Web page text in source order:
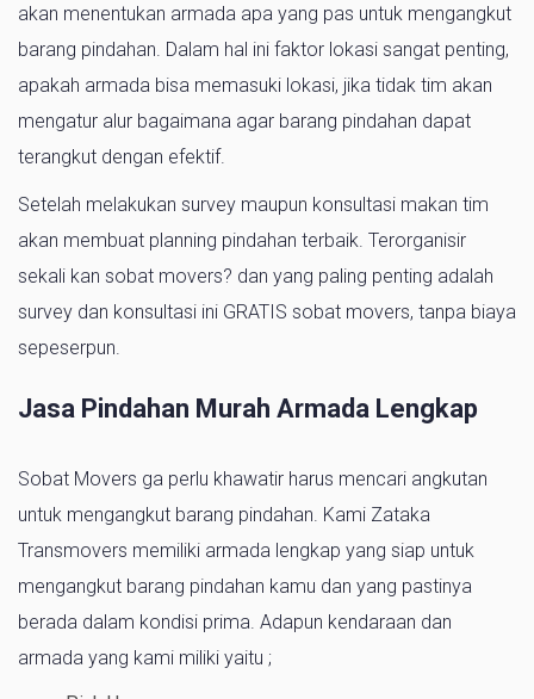
akan menentukan armada apa yang pas untuk mengangkut
barang pindahan. Dalam hal ini faktor lokasi sangat penting,
apakah armada bisa memasuki lokasi, jika tidak tim akan
mengatur alur bagaimana agar barang pindahan dapat
terangkut dengan efektif.
Setelah melakukan survey maupun konsultasi makan tim
akan membuat planning pindahan terbaik. Terorganisir
sekali kan sobat movers? dan yang paling penting adalah
survey dan konsultasi ini GRATIS sobat movers, tanpa biaya
sepeserpun.
Jasa Pindahan Murah Armada Lengkap
Sobat Movers ga perlu khawatir harus mencari angkutan
untuk mengangkut barang pindahan. Kami Zataka
Transmovers memiliki armada lengkap yang siap untuk
mengangkut barang pindahan kamu dan yang pastinya
berada dalam kondisi prima. Adapun kendaraan dan
armada yang kami miliki yaitu ;